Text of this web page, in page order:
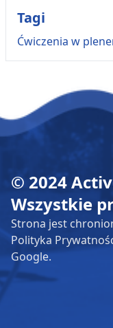
Tagi
Ćwiczenia w
© 2024
Wszystkie
Strona jest
Polityka
Google.